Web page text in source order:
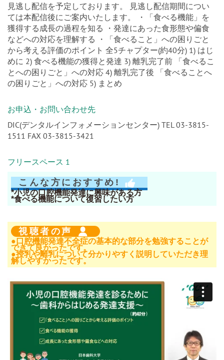
見逃し配信を予定しております。 見逃し配信期間につい
ては本配信後にご案内いたします。 ・「食べる機能」を
獲得する成長の過程を知る ・発達にあった食形態や偏食
などへの対応を理解する ・「食べること」への困りごと
から考える評価のポイント 全5チャプター(約40分) 1) はじ
めに 2) 食べる機能の獲得と発達 3) 離乳完了前 「食べるこ
とへの困りごと」への対応 4) 離乳完了後 「食べることへ
の困りごと」への対応 5) まとめ
お申込・お問い合わせ先
DIC(デンタルインフォメーションセンター) TEL 03-3815-
1511 FAX 03-3815-3421
フリースペース 1
こんな方におすすめ!
*小児の口腔機能発達に興味がある方
*食べる機能について復習したい方
視聴者の声
●口腔機能発達不全症の基本的な部分を勉強することが
できて良かったです。
●授乳や離乳について分かりやすく説明していただき理
解しやすかったです。